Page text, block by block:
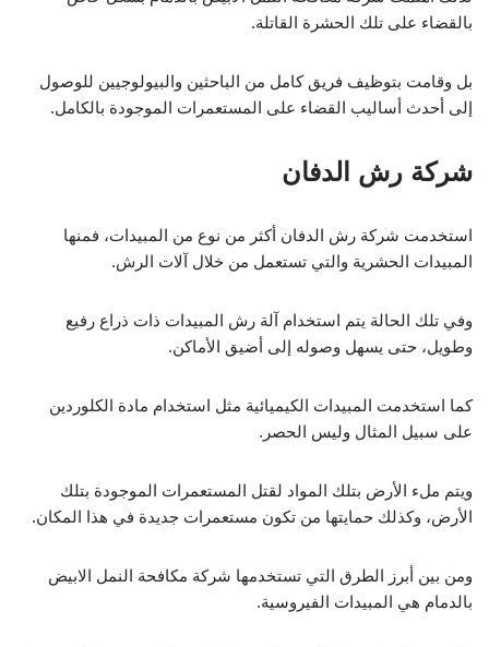
بالقضاء على تلك الحشرة القاتلة.
بل وقامت بتوظيف فريق كامل من الباحثين والبيولوجيين للوصول
إلى أحدث أساليب القضاء على المستعمرات الموجودة بالكامل.
شركة رش الدفان
استخدمت شركة رش الدفان أكثر من نوع من المبيدات، فمنها
المبيدات الحشرية والتي تستعمل من خلال آلات الرش.
وفي تلك الحالة يتم استخدام آلة رش المبيدات ذات ذراع رفيع
وطويل، حتى يسهل وصوله إلى أضيق الأماكن.
كما استخدمت المبيدات الكيميائية مثل استخدام مادة الكلوردين
على سبيل المثال وليس الحصر.
ويتم ملء الأرض بتلك المواد لقتل المستعمرات الموجودة بتلك
الأرض، وكذلك حمايتها من تكون مستعمرات جديدة في هذا المكان.
ومن بين أبرز الطرق التي تستخدمها شركة مكافحة النمل الابيض
بالدمام هي المبيدات الفيروسية.